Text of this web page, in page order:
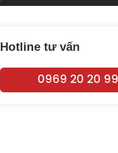
Hotline tư vấn
0969 20 20 99